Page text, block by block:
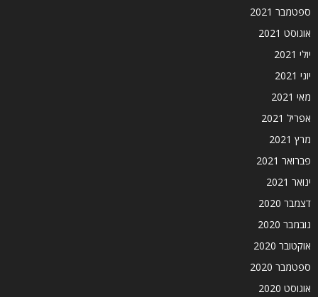
ספטמבר 2021
אוגוסט 2021
יולי 2021
יוני 2021
מאי 2021
אפריל 2021
מרץ 2021
פברואר 2021
ינואר 2021
דצמבר 2020
נובמבר 2020
אוקטובר 2020
ספטמבר 2020
אוגוסט 2020